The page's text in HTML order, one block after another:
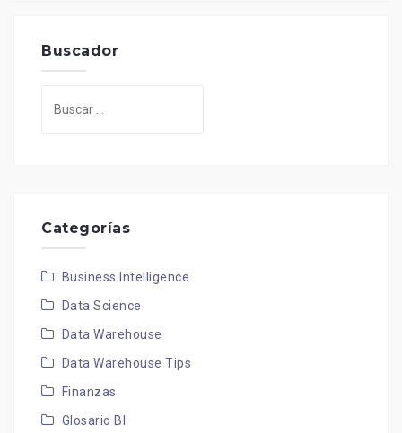
Buscador
Categorías
Business Intelligence
Data Science
Data Warehouse
Data Warehouse Tips
Finanzas
Glosario BI